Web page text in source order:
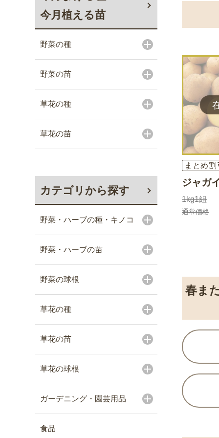
今月植える苗
野菜の種
野菜の苗
草花の種
草花の苗
カテゴリから探す
野菜・ハーブの種・キノコ
野菜・ハーブの苗
野菜の球根
草花の種
草花の苗
草花の球根
ガーデニング・園芸用品
食品
まとめ割
ジャガ
1kg1組
通常価格
春ま